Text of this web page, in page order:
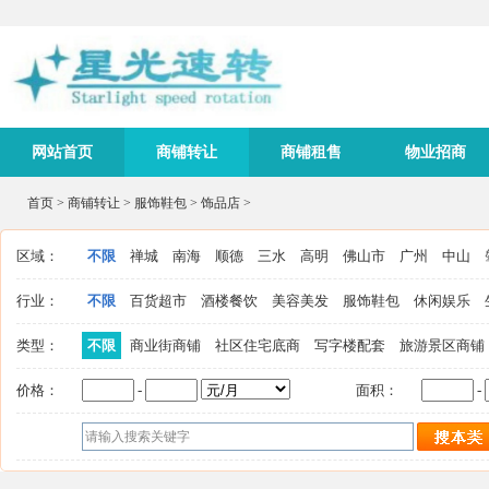
网站首页 商铺转让 商铺租售 物业招商
首页 > 商铺转让 > 服饰鞋包 > 饰品店 >
区域： 不限 禅城 南海 顺德 三水 高明 佛山市 广州 中山
行业： 不限 百货超市 酒楼餐饮 美容美发 服饰鞋包 休闲娱乐
类型： 不限 商业街商铺 社区住宅底商 写字楼配套 旅游景区商铺
价格： - 面积： -